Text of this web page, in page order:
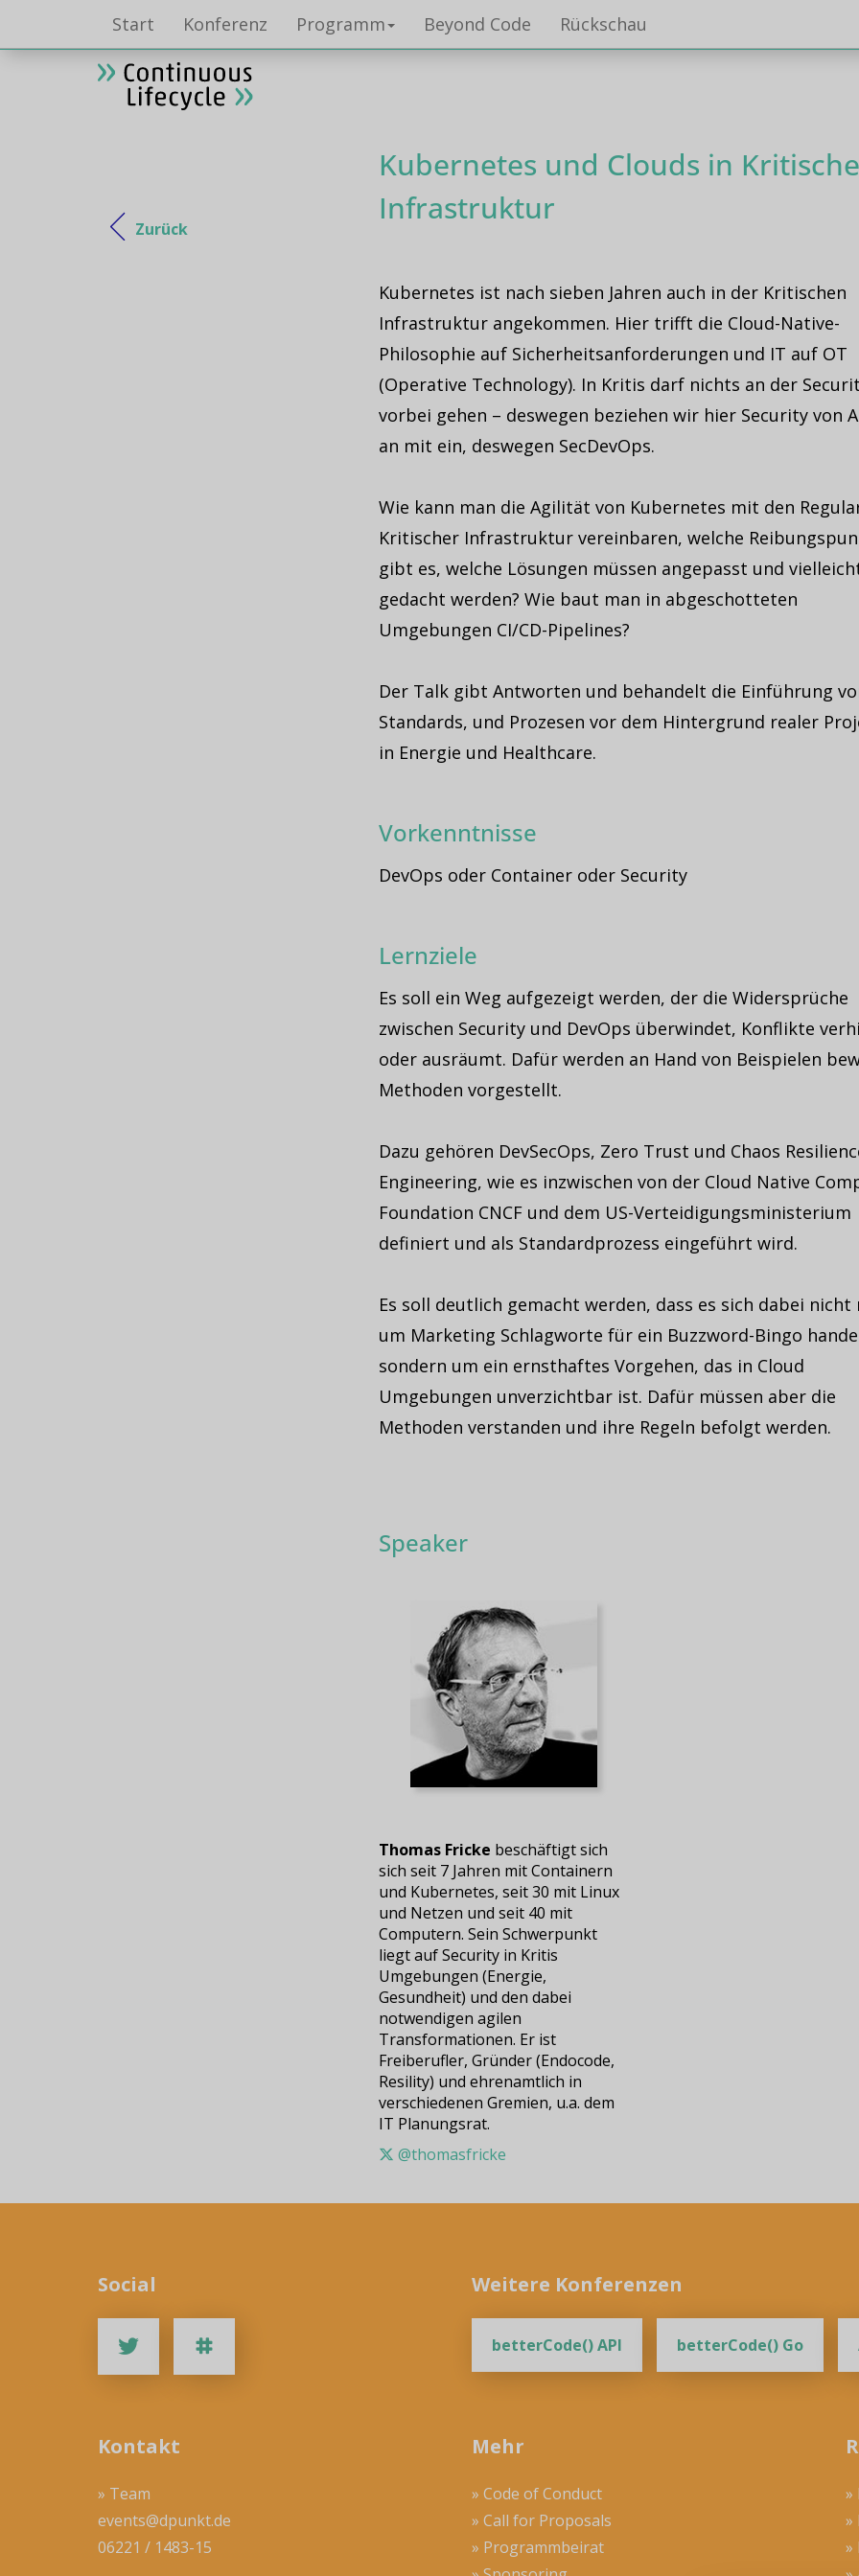
Start Konferenz Programm Beyond Code Rückschau
Zurück
Kubernetes und Clouds in
Infrastruktur
Kubernetes ist nach sieben Jahren auch in der Kritischen
Infrastruktur angekommen. Hier trifft die Cloud-Native-
Philosophie auf Sicherheitsanforderungen und IT auf OT
(Operative Technology). In Kritis darf nichts an der
vorbei gehen – deswegen beziehen wir hier Security von
an mit ein, deswegen SecDevOps.
Wie kann man die Agilität von Kubernetes mit den
Kritischer Infrastruktur vereinbaren, welche
gibt es, welche Lösungen müssen angepasst und
gedacht werden? Wie baut man in abgeschotteten
Umgebungen CI/CD-Pipelines?
Der Talk gibt Antworten und behandelt die Einführung
Standards, und Prozesen vor dem Hintergrund realer
in Energie und Healthcare.
Vorkenntnisse
DevOps oder Container oder Security
Lernziele
Es soll ein Weg aufgezeigt werden, der die Widersprüche
zwischen Security und DevOps überwindet, Konflikte
oder ausräumt. Dafür werden an Hand von Beispielen
Methoden vorgestellt.
Dazu gehören DevSecOps, Zero Trust und Chaos
Engineering, wie es inzwischen von der Cloud Native
Foundation CNCF und dem US-Verteidigungsministerium
definiert und als Standardprozess eingeführt wird.
Es soll deutlich gemacht werden, dass es sich dabei nicht
um Marketing Schlagworte für ein Buzzword-Bingo
sondern um ein ernsthaftes Vorgehen, das in Cloud
Umgebungen unverzichtbar ist. Dafür müssen aber die
Methoden verstanden und ihre Regeln befolgt werden.
Speaker
Thomas Fricke beschäftigt sich
sich seit 7 Jahren mit Containern
und Kubernetes, seit 30 mit Linux
und Netzen und seit 40 mit
Computern. Sein Schwerpunkt
liegt auf Security in Kritis
Umgebungen (Energie,
Gesundheit) und den dabei
notwendigen agilen
Transformationen. Er ist
Freiberufler, Gründer (Endocode,
Resility) und ehrenamtlich in
verschiedenen Gremien, u.a. dem
IT Planungsrat.
@thomasfricke
Social Weitere Konferenzen
betterCode() API betterCode() Go
Kontakt
» Team
events@dpunkt.de
06221 / 1483-15
Mehr
» Code of Conduct
» Call for Proposals
» Programmbeirat
»
»
»